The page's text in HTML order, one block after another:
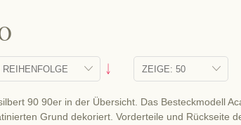
90 90er in der Übersicht. Das Besteckmodell
Grund dekoriert. Vorderteile und Rückseite
Absteigend
sortieren